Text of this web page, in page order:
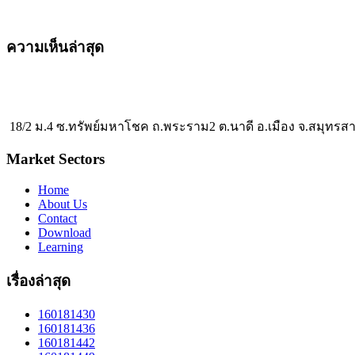
ความเห็นล่าสุด
18/2 ม.4 ซ.ทรัพย์มหาโชค ถ.พระราม2 ต.นาดี อ.เมือง จ.สมุทรส
Market Sectors
Home
About Us
Contact
Download
Learning
เรื่องล่าสุด
160181430
160181436
160181442